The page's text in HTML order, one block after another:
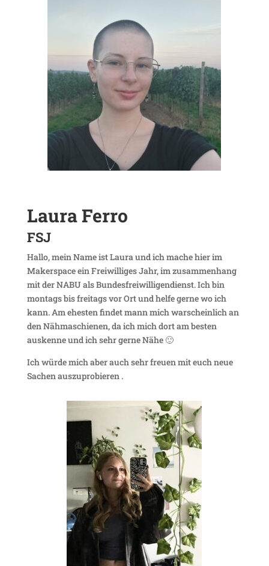
Laura Ferro
FSJ
Hallo, mein Name ist Laura und ich mache hier im
Maker­space ein Frei­wil­liges Jahr, im zusam­men­hang
mit der NABU als Bundes­frei­wil­li­gen­dienst. Ich bin
montags bis frei­tags vor Ort und helfe gerne wo ich
kann. Am ehesten findet mann mich warschein­lich an
den Nähma­schienen, da ich mich dort am besten
auskenne und ich sehr gerne Nähe 🙂
Ich würde mich aber auch sehr freuen mit euch neue
Sachen auszuprobieren .